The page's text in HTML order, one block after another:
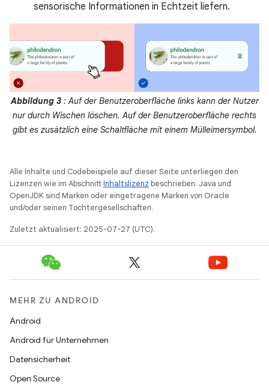
sensorische Informationen in Echtzeit liefern.
Abbildung 3 : Auf der Benutzeroberfläche links kann der Nutzer
nur durch Wischen löschen. Auf der Benutzeroberfläche rechts
gibt es zusätzlich eine Schaltfläche mit einem Mülleimersymbol.
Alle Inhalte und Codebeispiele auf dieser Seite unterliegen den
Lizenzen wie im AbschnittInhaltslizenz beschrieben. Java und
OpenJDK sind Marken oder eingetragene Marken von Oracle
und/oder seinen Tochtergesellschaften.
Zuletzt aktualisiert: 2025-07-27 (UTC).
MEHR ZU ANDROID
Android
Android für Unternehmen
Datensicherheit
Open Source